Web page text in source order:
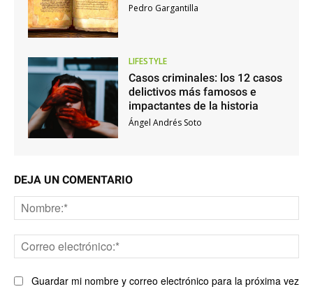
Pedro Gargantilla
LIFESTYLE
Casos criminales: los 12 casos
delictivos más famosos e
impactantes de la historia
Ángel Andrés Soto
DEJA UN COMENTARIO
Guardar mi nombre y correo electrónico para la próxima vez